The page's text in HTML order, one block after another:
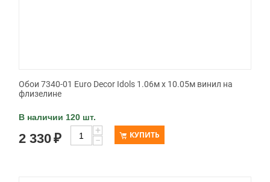
Обои 7340-01 Euro Decor Idols 1.06м x 10.05м винил на
флизелине
В наличии 120 шт.
2 330₽
+
−
КУПИТЬ